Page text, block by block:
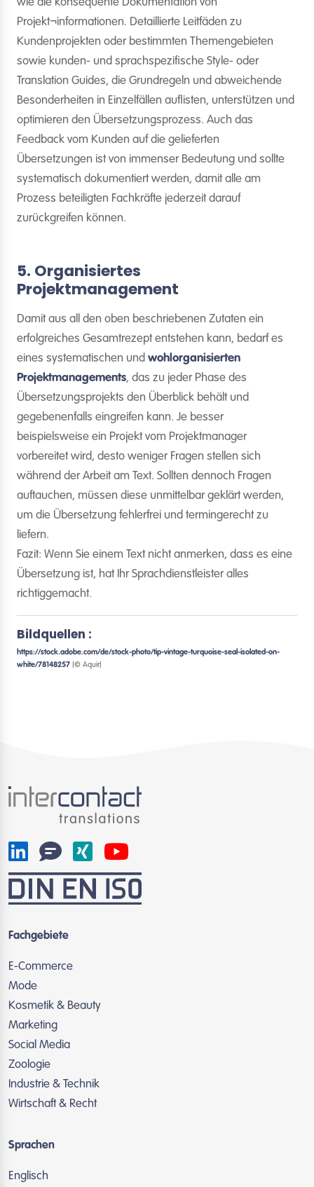
wie die konsequente Dokumentation von
Projekt¬informationen. Detaillierte Leitfäden zu
Kundenprojekten oder bestimmten Themengebieten
sowie kunden- und sprachspezifische Style- oder
Translation Guides, die Grundregeln und abweichende
Besonderheiten in Einzelfällen auflisten, unterstützen und
optimieren den Übersetzungsprozess. Auch das
Feedback vom Kunden auf die gelieferten
Übersetzungen ist von immenser Bedeutung und sollte
systematisch dokumentiert werden, damit alle am
Prozess beteiligten Fachkräfte jederzeit darauf
zurückgreifen können.
5. Organisiertes
Projektmanagement
Damit aus all den oben beschriebenen Zutaten ein
erfolgreiches Gesamtrezept entstehen kann, bedarf es
eines systematischen und wohlorganisierten
Projektmanagements, das zu jeder Phase des
Übersetzungsprojekts den Überblick behält und
gegebenenfalls eingreifen kann. Je besser
beispielsweise ein Projekt vom Projektmanager
vorbereitet wird, desto weniger Fragen stellen sich
während der Arbeit am Text. Sollten dennoch Fragen
auftauchen, müssen diese unmittelbar geklärt werden,
um die Übersetzung fehlerfrei und termingerecht zu
liefern.
Fazit: Wenn Sie einem Text nicht anmerken, dass es eine
Übersetzung ist, hat Ihr Sprachdienstleister alles
richtiggemacht.
Bildquellen :
https://stock.adobe.com/de/stock-photo/tip-vintage-turquoise-seal-isolated-on-
white/78148257 [© Aquir]
Fachgebiete
E-Commerce
Mode
Kosmetik & Beauty
Marketing
Social Media
Zoologie
Industrie & Technik
Wirtschaft & Recht
Sprachen
Englisch